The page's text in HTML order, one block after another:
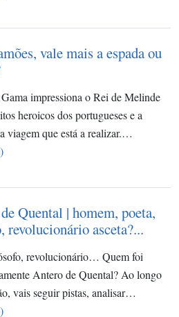
vale mais a espada ou
impressiona o Rei de Melinde
heroicos dos portugueses e a
viagem que está a realizar.…
Quental | homem, poeta,
revolucionário asceta?...
revolucionário… Quem foi
Antero de Quental? Ao longo
vais seguir pistas, analisar…